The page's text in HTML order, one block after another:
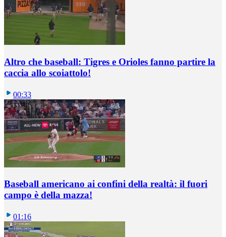
Altro che baseball: Tigres e Orioles fanno partire la
caccia allo scoiattolo!
00:33
Baseball americano ai confini della realtà: il fuori
campo è della mazza!
01:16